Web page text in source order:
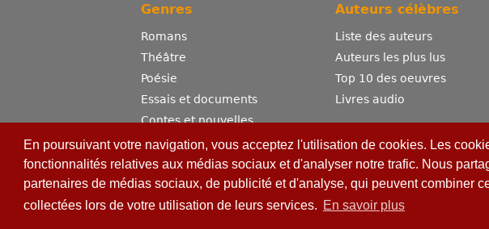
En poursuivant votre navigation, vous acceptez l'utilisation de cookies. Les
fonctionnalités relatives aux médias sociaux et d'analyser notre trafic. Nous
partenaires de médias sociaux, de publicité et d'analyse, qui peuvent combiner
collectées lors de votre utilisation de leurs services. En savoir plus
Genres
Romans
Théâtre
Poésie
Essais et documents
Contes et nouvelles
Dictionnaire
Sciences
Bandes dessinées
Erotisme
Auteurs célèbres
Liste des auteurs
Auteurs les plus lus
Top 10 des oeuvres
Livres audio